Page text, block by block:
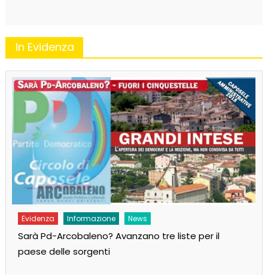
In Evidenza
Evidenza Informazione News
Sarà Pd-Arcobaleno? Avanzano tre liste per il
paese delle sorgenti